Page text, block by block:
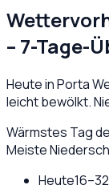
– 7-Tage-
Heute inPorta
leicht bewölkt.
Wärmstes Tag
Meiste
Heute16–32